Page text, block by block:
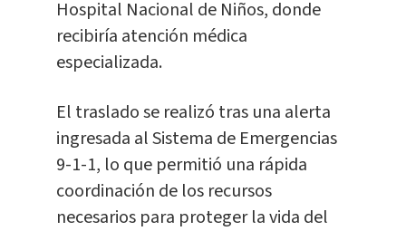
Hospital Nacional de Niños, donde
recibiría atención médica
especializada.
El traslado se realizó tras una alerta
ingresada al Sistema de Emergencias
9-1-1, lo que permitió una rápida
coordinación de los recursos
necesarios para proteger la vida del